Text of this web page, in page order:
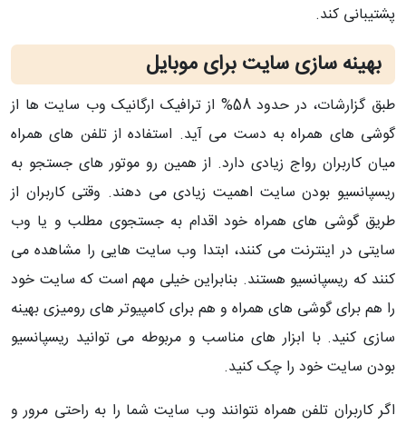
پشتیبانی کند.
بهینه سازی سایت برای موبایل
طبق گزارشات، در حدود 58% از ترافیک ارگانیک وب سایت ها از
گوشی های همراه به دست می آید. استفاده از تلفن های همراه
میان کاربران رواج زیادی دارد. از همین رو موتور های جستجو به
ریسپانسیو بودن سایت اهمیت زیادی می دهند. وقتی کاربران از
طریق گوشی های همراه خود اقدام به جستجوی مطلب و یا وب
سایتی در اینترنت می کنند، ابتدا وب سایت هایی را مشاهده می
کنند که ریسپانسیو هستند. بنابراین خیلی مهم است که سایت خود
را هم برای گوشی های همراه و هم برای کامپیوتر های رومیزی بهینه
سازی کنید. با ابزار های مناسب و مربوطه می توانید ریسپانسیو
بودن سایت خود را چک کنید.
اگر کاربران تلفن همراه نتوانند وب سایت شما را به راحتی مرور و